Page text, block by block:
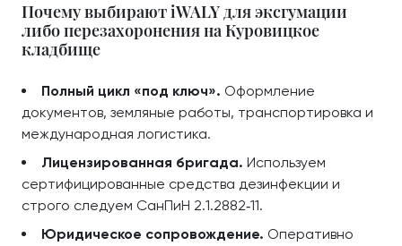
Почему выбирают iWALY для эксгумации
либо перезахоронения на Куровицкое
кладбище
Полный цикл «под ключ». Оформление
документов, земляные работы, транспортировка и
международная логистика.
Лицензированная бригада. Используем
сертифицированные средства дезинфекции и
строго следуем СанПиН 2.1.2882‑11.
Юридическое сопровождение. Оперативно